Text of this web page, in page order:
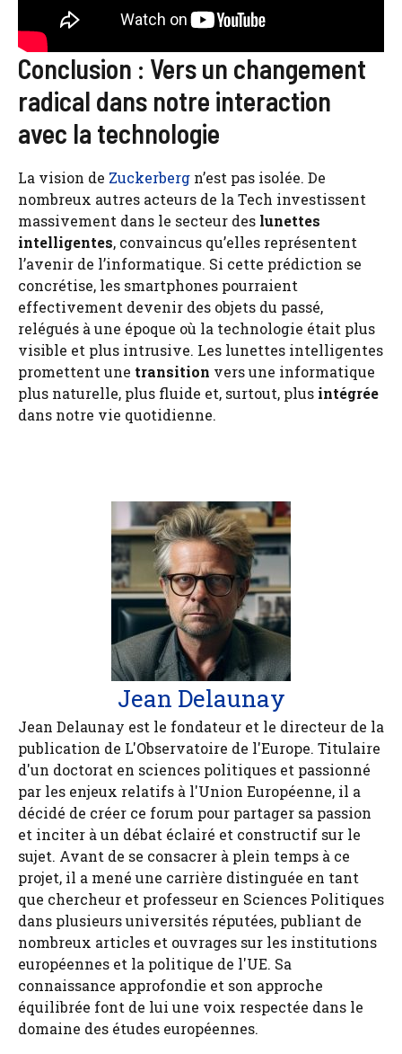
Conclusion : Vers un changement
radical dans notre interaction
avec la technologie
La vision de Zuckerberg n’est pas isolée. De
nombreux autres acteurs de la Tech investissent
massivement dans le secteur des lunettes
intelligentes, convaincus qu’elles représentent
l’avenir de l’informatique. Si cette prédiction se
concrétise, les smartphones pourraient
effectivement devenir des objets du passé,
relégués à une époque où la technologie était plus
visible et plus intrusive. Les lunettes intelligentes
promettent une transition vers une informatique
plus naturelle, plus fluide et, surtout, plus intégrée
dans notre vie quotidienne.
Jean Delaunay
Jean Delaunay est le fondateur et le directeur de la
publication de L'Observatoire de l'Europe. Titulaire
d'un doctorat en sciences politiques et passionné
par les enjeux relatifs à l'Union Européenne, il a
décidé de créer ce forum pour partager sa passion
et inciter à un débat éclairé et constructif sur le
sujet. Avant de se consacrer à plein temps à ce
projet, il a mené une carrière distinguée en tant
que chercheur et professeur en Sciences Politiques
dans plusieurs universités réputées, publiant de
nombreux articles et ouvrages sur les institutions
européennes et la politique de l'UE. Sa
connaissance approfondie et son approche
équilibrée font de lui une voix respectée dans le
domaine des études européennes.